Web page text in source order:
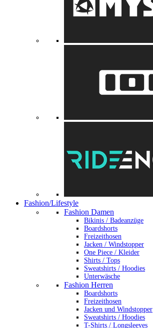
Fashion/Lifestyle
Fashion Damen
Bikinis / Badeanzüge
Boardshorts
Freizeithosen
Jacken / Windstopper
One Piece / Kleider
Shirts / Tops
Sweatshirts / Hoodies
Unterwäsche
Fashion Herren
Boardshorts
Freizeithosen
Jacken und Windstopper
Sweatshirts / Hoodies
T-Shirts / Longsleeves